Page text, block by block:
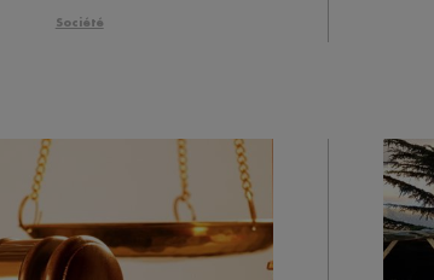
Société